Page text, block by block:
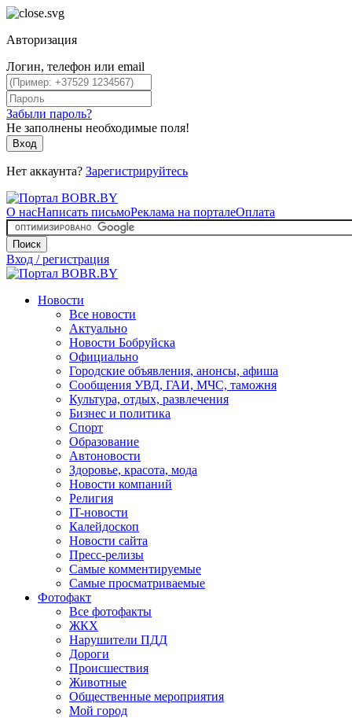
Авторизация
Логин, телефон или email
Забыли пароль?
Не заполнены необходимые поля!
Вход
Нет аккаунта? Зарегистрируйтесь
О насНаписать письмоРеклама на порталеОплата
Поиск
Вход / регистрация
Новости
Все новости
Актуально
Новости Бобруйска
Официально
Городские объявления, анонсы, афиша
Сообщения УВД, ГАИ, МЧС, таможня
Культура, отдых, развлечения
Бизнес и политика
Спорт
Образование
Автоновости
Здоровье, красота, мода
Новости компаний
Религия
IT-новости
Калейдоскоп
Новости сайта
Пресс-релизы
Самые комментируемые
Самые просматриваемые
Фотофакт
Все фотофакты
ЖКХ
Нарушители ПДД
Дороги
Происшествия
Животные
Общественные мероприятия
Мой город